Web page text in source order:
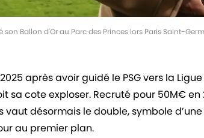
Ballon d'Or au Parc des Princes lors Paris Saint-
après avoir guidé le PSG vers la
sa cote exploser. Recruté pour 50M€ en
vaut désormais le double, symbole
au premier plan.